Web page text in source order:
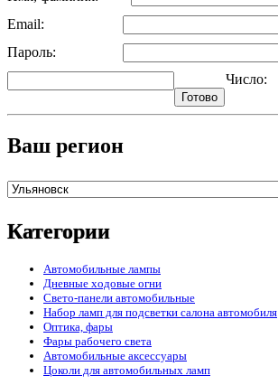
Email:
Пароль:
Число:
Ваш регион
Категории
Автомобильные лампы
Дневные ходовые огни
Свето-панели автомобильные
Набор ламп для подсветки салона автомобиля
Оптика, фары
Фары рабочего света
Автомобильные аксессуары
Цоколи для автомобильных ламп